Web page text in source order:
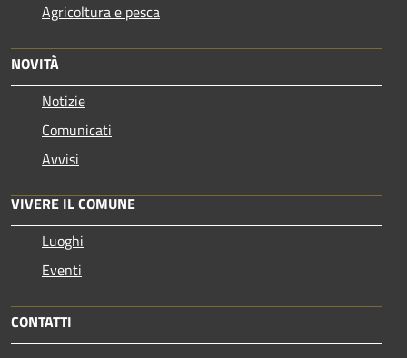
Agricoltura e pesca
NOVITÀ
Notizie
Comunicati
Avvisi
VIVERE IL COMUNE
Luoghi
Eventi
CONTATTI